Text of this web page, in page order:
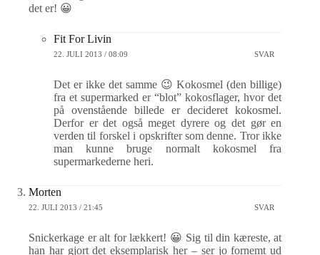
det er! 😀
Fit For Livin
22. JULI 2013 / 08:09 SVAR
Det er ikke det samme 😉 Kokosmel (den billige)
fra et supermarked er “blot” kokosflager, hvor det
på ovenstående billede er decideret kokosmel.
Derfor er det også meget dyrere og det gør en
verden til forskel i opskrifter som denne. Tror ikke
man kunne bruge normalt kokosmel fra
supermarkederne heri.
Morten
22. JULI 2013 / 21:45 SVAR
Snickerkage er alt for lækkert! 😀 Sig til din kæreste, at
han har gjort det eksemplarisk her – ser jo fornemt ud